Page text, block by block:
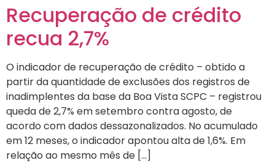
Recuperação de crédito
recua 2,7%
O indicador de recuperação de crédito – obtido a
partir da quantidade de exclusões dos registros de
inadimplentes da base da Boa Vista SCPC – registrou
queda de 2,7% em setembro contra agosto, de
acordo com dados dessazonalizados. No acumulado
em 12 meses, o indicador apontou alta de 1,6%. Em
relação ao mesmo mês de […]